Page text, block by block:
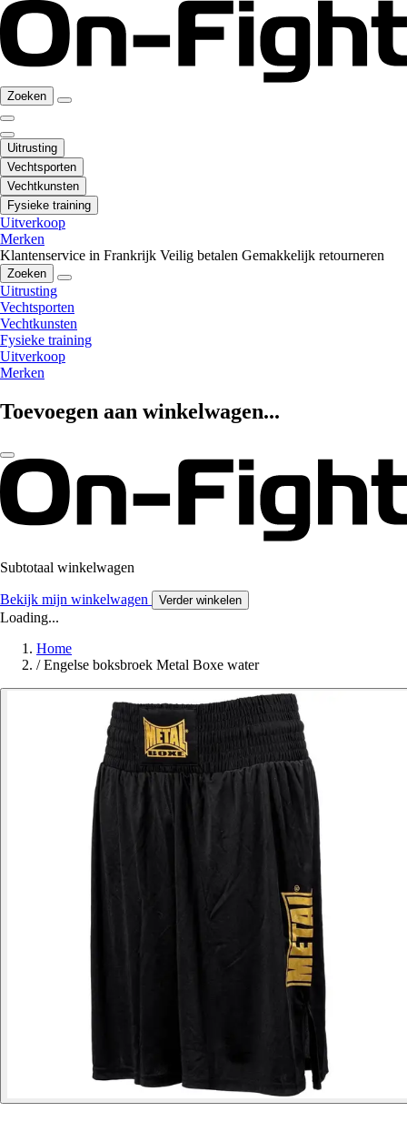
Zoeken
Uitrusting
Vechtsporten
Vechtkunsten
Fysieke training
Uitverkoop
Merken
Klantenservice in Frankrijk Veilig betalen Gemakkelijk retourneren
Zoeken
Uitrusting
Vechtsporten
Vechtkunsten
Fysieke training
Uitverkoop
Merken
Toevoegen aan winkelwagen...
Subtotaal winkelwagen
Bekijk mijn winkelwagen Verder winkelen
Loading...
Home
/ Engelse boksbroek Metal Boxe water